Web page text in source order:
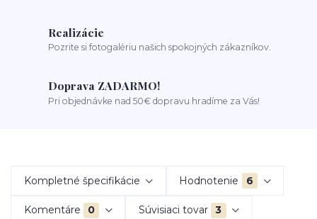
Realizácie
Pozrite si fotogalériu našich spokojných zákazníkov.
Doprava ZADARMO!
Pri objednávke nad 50€ dopravu hradíme za Vás!
Kompletné špecifikácie Hodnotenie 6
Komentáre 0 Súvisiaci tovar 3